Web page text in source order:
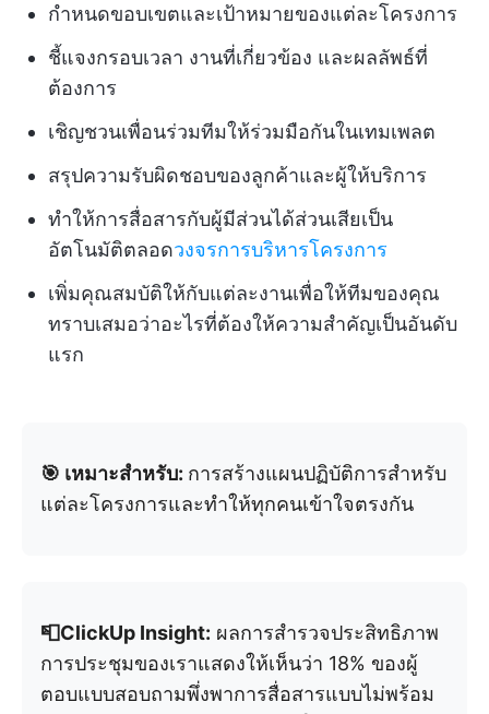
กำหนดขอบเขตและเป้าหมายของแต่ละโครงการ
ชี้แจงกรอบเวลา งานที่เกี่ยวข้อง และผลลัพธ์ที่
ต้องการ
เชิญชวนเพื่อนร่วมทีมให้ร่วมมือกันในเทมเพลต
สรุปความรับผิดชอบของลูกค้าและผู้ให้บริการ
ทำให้การสื่อสารกับผู้มีส่วนได้ส่วนเสียเป็น
อัตโนมัติตลอดวงจรการบริหารโครงการ
เพิ่มคุณสมบัติให้กับแต่ละงานเพื่อให้ทีมของคุณ
ทราบเสมอว่าอะไรที่ต้องให้ความสำคัญเป็นอันดับ
แรก
🎯 เหมาะสำหรับ: การสร้างแผนปฏิบัติการสำหรับ
แต่ละโครงการและทำให้ทุกคนเข้าใจตรงกัน
📮ClickUp Insight: ผลการสำรวจประสิทธิภาพ
การประชุมของเราแสดงให้เห็นว่า 18% ของผู้
ตอบแบบสอบถามพึ่งพาการสื่อสารแบบไม่พร้อม